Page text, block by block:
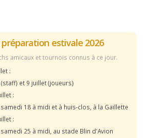
estivale 2026
amicaux et tournois connus à ce jour.
:
et 9 juillet (joueurs)
:
samedi 18 à midi et à huis-clos, à la Gaillette
:
samedi 25 à midi, au stade Blin d'Avion